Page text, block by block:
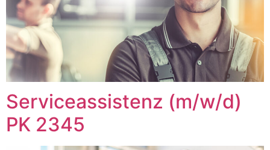
Serviceassistenz (m/w/d)
PK 2345